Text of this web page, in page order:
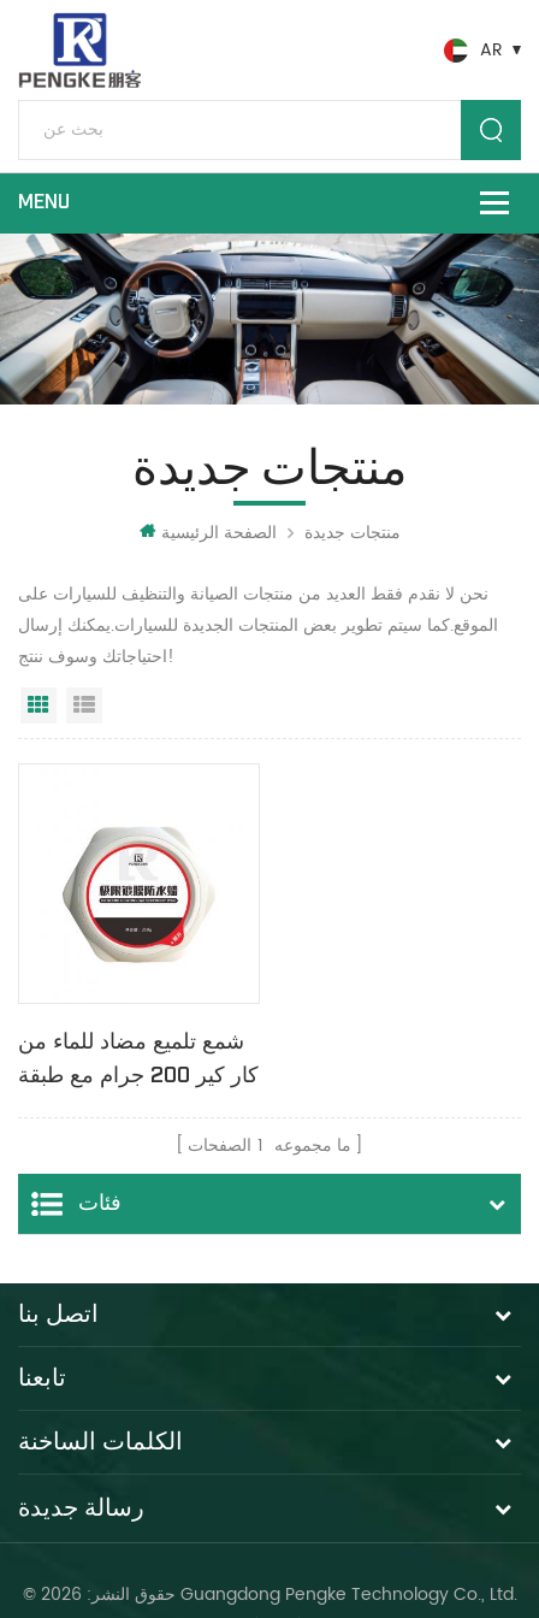
AR
منتجات جديدة
الصفحة الرئيسية منتجات جديدة
نحن لا نقدم فقط العديد من منتجات الصيانة والتنظيف للسيارات على
الموقع.كما سيتم تطوير بعض المنتجات الجديدة للسيارات.يمكنك إرسال
احتياجاتك وسوف ننتج!
عرض شبكي
شمع تلميع مضاد للماء من
كار كير 200 جرام مع طبقة
ما مجموعه 1 الصفحات
فئات
اتصل بنا
تابعنا
الكلمات الساخنة
رسالة جديدة
© حقوق النشر: 2026 Guangdong Pengke Technology Co., Ltd.